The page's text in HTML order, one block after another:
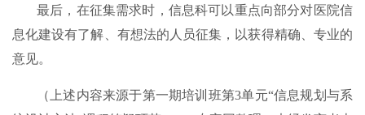
最后，在征集需求时，信息科可以重点向部分对医院信
息化建设有了解、有想法的人员征集，以获得精确、专业的
意见。
（上述内容来源于第一期培训班第3单元“信息规划与系